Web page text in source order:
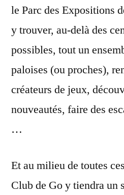
le Parc des Expositions
y trouver, au-delà des
possibles, tout un
paloises (ou proches),
créateurs de jeux,
nouveautés, faire des
…
Et au milieu de toutes
Club de Go y tiendra un